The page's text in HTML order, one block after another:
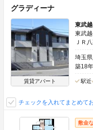
グラディーナ
賃貸アパート
東武
東武
ＪＲ
埼玉
築18年
駅近
チェックを入れてまとめて
敷金